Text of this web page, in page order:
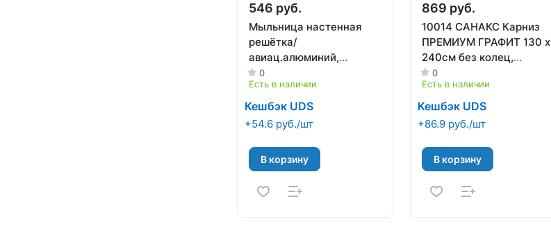
546 руб.
Мыльница настенная
решётка/
авиац.алюминий,
черный ACCOONA
A11602-1
0
Есть в наличии
Кешбэк UDS
+54.6 руб./шт
В корзину
869 руб.
10014 САНАКС Карниз
ПРЕМИУМ ГРАФИТ 130 х
240см без колец,
нерж.,с усиленным
креплением
0
Есть в наличии
Кешбэк UDS
+86.9 руб./шт
В корзину